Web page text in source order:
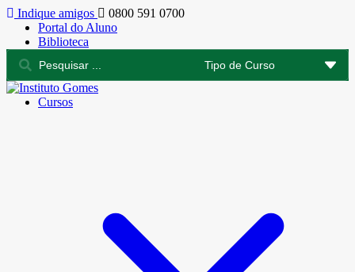
Indique amigos
0800 591 0700
Portal do Aluno
Biblioteca
Cursos